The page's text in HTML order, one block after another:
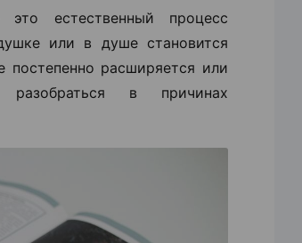
естественный процесс
или в душе становится
постепенно расширяется или
разобраться в причинах